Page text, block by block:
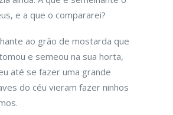
e a que o compararei?
ao grão de mostarda que
e semeou na sua horta,
até se fazer uma grande
do céu vieram fazer ninhos